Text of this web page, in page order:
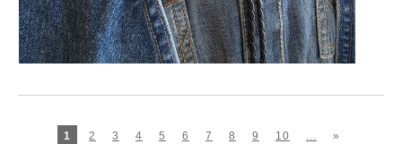
1 2 3 4 5 6 7 8 9 10 »